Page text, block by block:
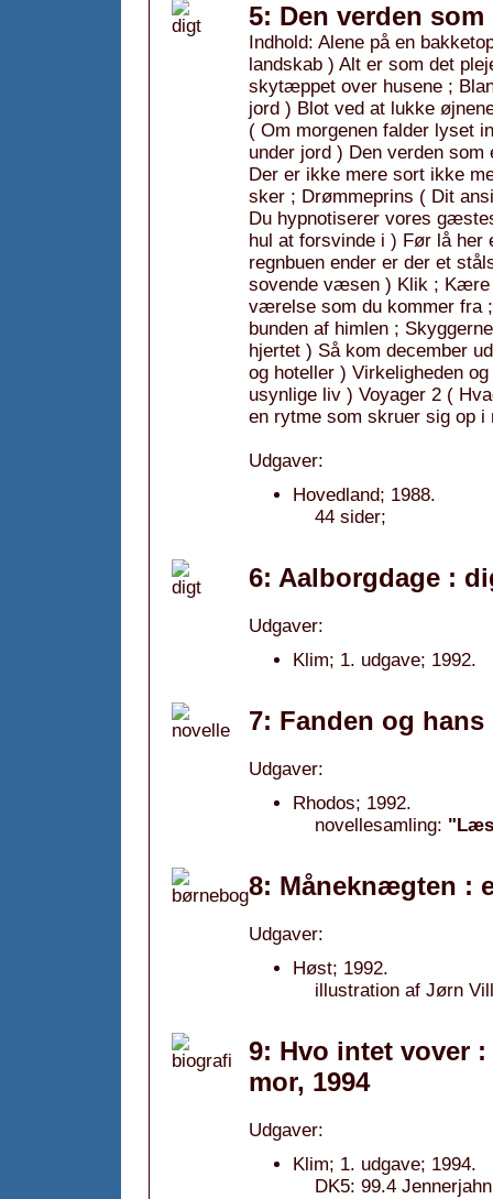
5: Den verden som
Indhold: Alene på en
landskab ) Alt er som det
skytæppet over husene ;
jord ) Blot ved at lukke
( Om morgenen falder lyset
under jord ) Den verden
Der er ikke mere sort ikke
sker ; Drømmeprins ( Dit
Du hypnotiserer vores
hul at forsvinde i ) Før lå her
regnbuen ender er der et
sovende væsen ) Klik ; Kære
værelse som du kommer fra
bunden af himlen ;
hjertet ) Så kom december
og hoteller ) Virkeligheden
usynlige liv ) Voyager 2 (
en rytme som skruer sig op i
Udgaver:
Hovedland; 1988.
44 sider;
6: Aalborgdage :
Udgaver:
Klim; 1. udgave; 1992.
7: Fanden og hans
Udgaver:
Rhodos; 1992.
novellesamling:
8: Måneknægten :
Udgaver:
Høst; 1992.
illustration af Jørn
9: Hvo intet vover
mor, 1994
Udgaver:
Klim; 1. udgave; 1994.
DK5: 99.4